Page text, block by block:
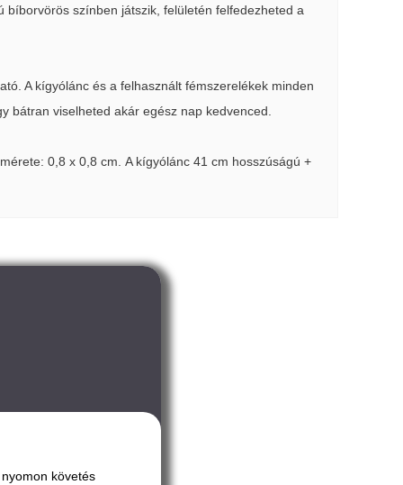
bíborvörös színben játszik, felületén felfedezheted a
A kígyólánc és a felhasznált fémszerelékek minden
bátran viselheted akár egész nap kedvenced.
0,8 x 0,8 cm. A kígyólánc 41 cm hosszúságú +
követés